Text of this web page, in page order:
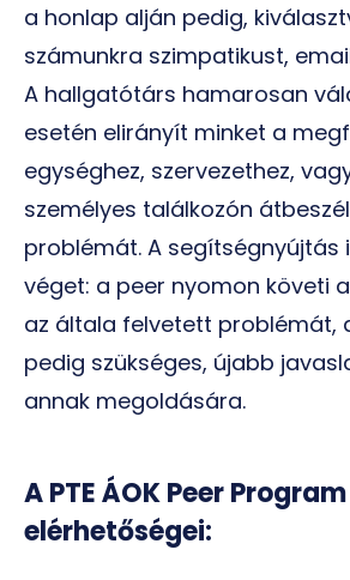
a honlap alján pedig,
számunkra szimpatikust,
A hallgatótárs hamarosan
esetén elirányít minket a
egységhez, szervezethez,
személyes találkozón
problémát. A segítségnyújtás
véget: a peer nyomon követi
az általa felvetett problémát,
pedig szükséges, újabb
annak megoldására.
A PTE ÁOK Peer Program
elérhetőségei: